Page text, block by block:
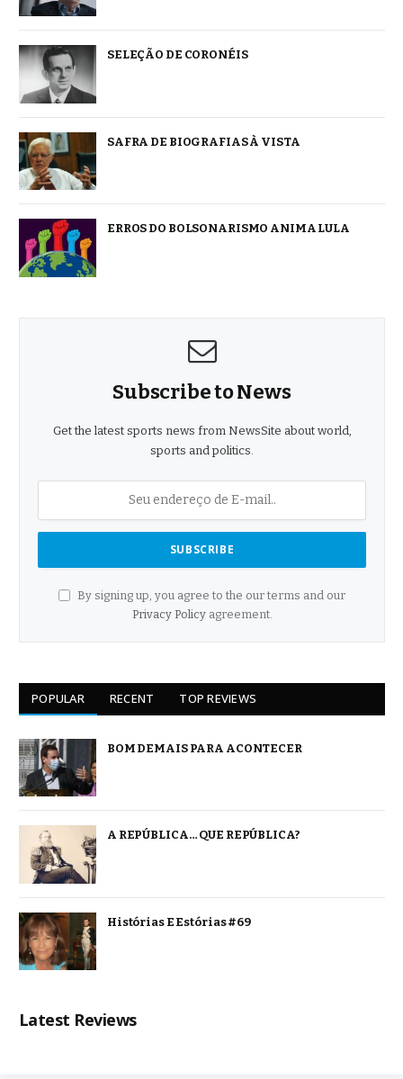
SELEÇÃO DE CORONÉIS
SAFRA DE BIOGRAFIAS À VISTA
ERROS DO BOLSONARISMO ANIMA LULA
Subscribe to News
Get the latest sports news from NewsSite about world,
sports and politics.
By signing up, you agree to the our terms and our
Privacy Policyagreement.
POPULAR RECENT TOP REVIEWS
BOM DEMAIS PARA ACONTECER
A REPÚBLICA… QUE REPÚBLICA?
Histórias E Estórias #69
Latest Reviews